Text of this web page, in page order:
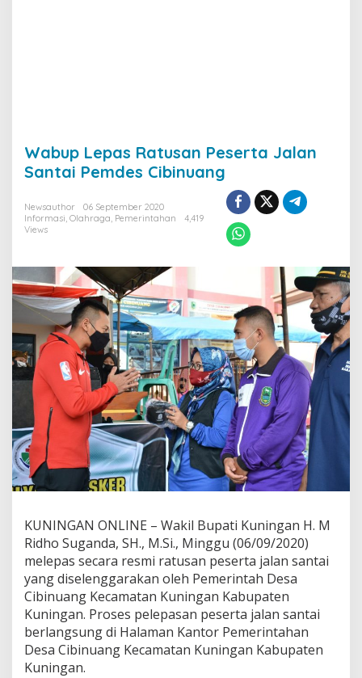
Wabup Lepas Ratusan Peserta Jalan
Santai Pemdes Cibinuang
Newsauthor
06 September 2020
Informasi, Olahraga, Pemerintahan
4,419
Views
KUNINGAN ONLINE – Wakil Bupati Kuningan H. M
Ridho Suganda, SH., M.Si., Minggu (06/09/2020)
melepas secara resmi ratusan peserta jalan santai
yang diselenggarakan oleh Pemerintah Desa
Cibinuang Kecamatan Kuningan Kabupaten
Kuningan. Proses pelepasan peserta jalan santai
berlangsung di Halaman Kantor Pemerintahan
Desa Cibinuang Kecamatan Kuningan Kabupaten
Kuningan.